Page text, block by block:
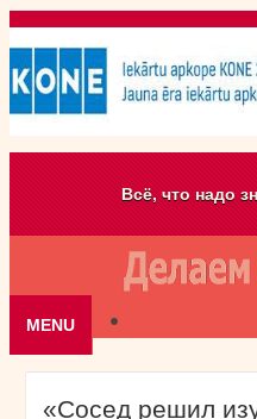
Всё, что надо
MENU
«Сосед решил